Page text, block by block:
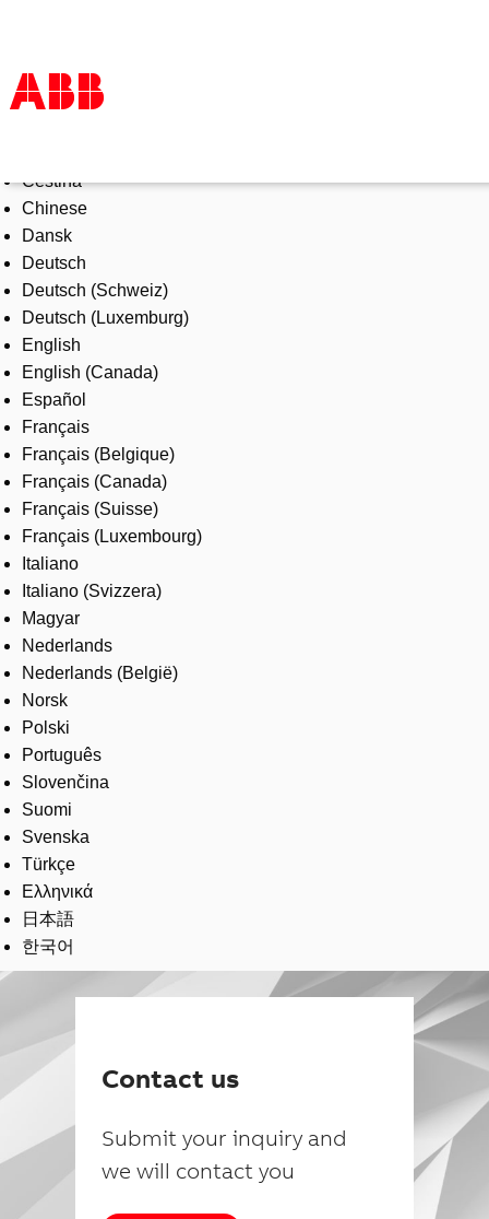
Products & Solutions
Industries
Services
About us
Where to buy
Contact us
Careers
Čeština
Chinese
Dansk
Deutsch
Deutsch (Schweiz)
Deutsch (Luxemburg)
English
English (Canada)
Español
Français
Français (Belgique)
Français (Canada)
Français (Suisse)
Français (Luxembourg)
Italiano
Italiano (Svizzera)
Magyar
Nederlands
Nederlands (België)
Norsk
Polski
Português
Slovenčina
Suomi
Svenska
Türkçe
Ελληνικά
日本語
한국어
Contact us
Submit your inquiry and
we will contact you